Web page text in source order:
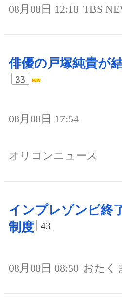
08月08日 12:18 TBS
俳優の戸塚純貴が
33
08月08日 17:54
オリコンニュース
インプレゾンビ終
制度
43
08月08日 08:50 おたく